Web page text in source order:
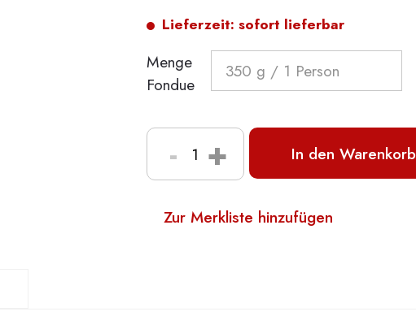
Lieferzeit: sofort lieferbar
Menge
Fondue
- + In den Warenkorb
Zur Merkliste hinzufügen